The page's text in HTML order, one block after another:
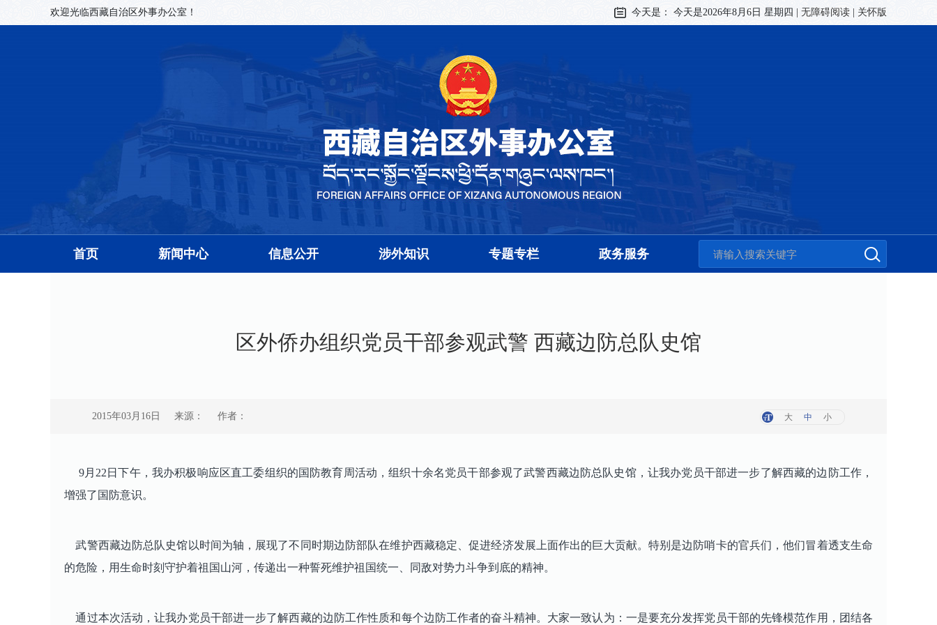
欢迎光临西藏自治区外事办公室！ 今天是： 今天是2026年8月6日 星期四 无障碍阅读 关怀版
首页 新闻中心 信息公开 涉外知识 专题专栏 政务服务
区外侨办组织党员干部参观武警 西藏边防总队史馆
2015年03月16日 来源： 作者： 大 中 小
9月22日下午，我办积极响应区直工委组织的国防教育周活动，组织十余名党员干部参观了武警西藏边防总队史馆，让我办党员干部进一步了解西藏的边防工作，
增强了国防意识。
武警西藏边防总队史馆以时间为轴，展现了不同时期边防部队在维护西藏稳定、促进经济发展上面作出的巨大贡献。特别是边防哨卡的官兵们，他们冒着透支生命
的危险，用生命时刻守护着祖国山河，传递出一种誓死维护祖国统一、同敌对势力斗争到底的精神。
通过本次活动，让我办党员干部进一步了解西藏的边防工作性质和每个边防工作者的奋斗精神。大家一致认为：一是要充分发挥党员干部的先锋模范作用，团结各